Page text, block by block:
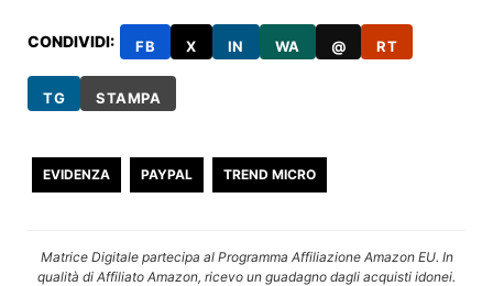
CONDIVIDI: FB X IN WA @ RT
TG STAMPA
EVIDENZA PAYPAL TREND MICRO
Matrice Digitale partecipa al Programma Affiliazione Amazon EU. In
qualità di Affiliato Amazon, ricevo un guadagno dagli acquisti idonei.